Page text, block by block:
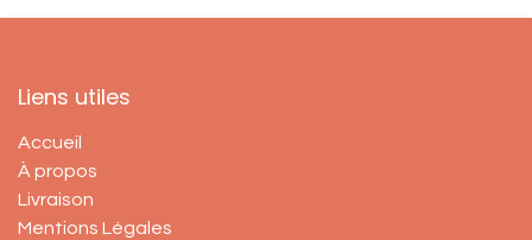
Liens utiles
Accueil
À propos
Livraison
Mentions Légales